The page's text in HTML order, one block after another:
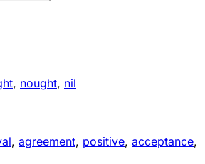
, nought, nil
, agreement, positive, acceptance,